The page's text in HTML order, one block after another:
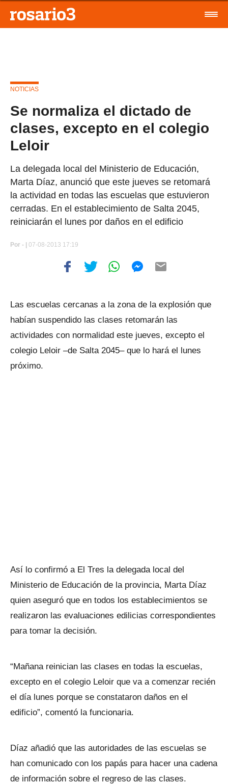
NOTICIAS
Se normaliza el dictado de
clases, excepto en el colegio
Leloir
La delegada local del Ministerio de Educación,
Marta Díaz, anunció que este jueves se retomará
la actividad en todas las escuelas que estuvieron
cerradas. En el establecimiento de Salta 2045,
reiniciarán el lunes por daños en el edificio
Por - | 07-08-2013 17:19
Las escuelas cercanas a la zona de la explosión que
habían suspendido las clases retomarán las
actividades con normalidad este jueves, excepto el
colegio Leloir –de Salta 2045– que lo hará el lunes
próximo.
Así lo confirmó a El Tres la delegada local del
Ministerio de Educación de la provincia, Marta Díaz
quien aseguró que en todos los establecimientos se
realizaron las evaluaciones edilicias correspondientes
para tomar la decisión.
“Mañana reinician las clases en todas la escuelas,
excepto en el colegio Leloir que va a comenzar recién
el día lunes porque se constataron daños en el
edificio”, comentó la funcionaria.
Díaz añadió que las autoridades de las escuelas se
han comunicado con los papás para hacer una cadena
de información sobre el regreso de las clases.